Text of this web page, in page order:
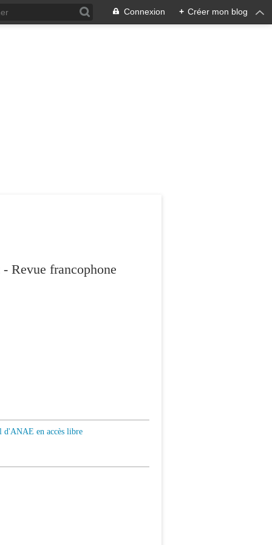
Connexion + Créer mon blog
Revue francophone
en accès libre